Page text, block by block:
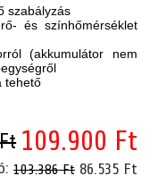
szabályzás
és színhőmérséklet
(akkumulátor nem
tehető
109.900 Ft
103.386 Ft 86.535 Ft